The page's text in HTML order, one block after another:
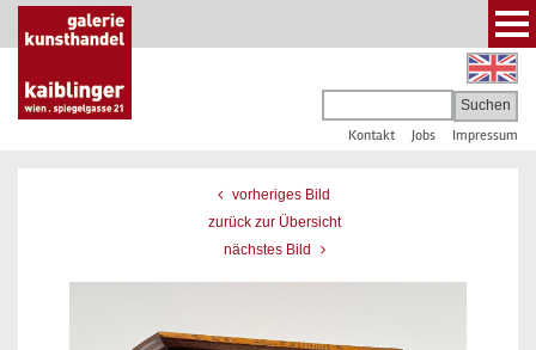
Kontakt Jobs Impressum
vorheriges Bild
zurück zur Übersicht
nächstes Bild